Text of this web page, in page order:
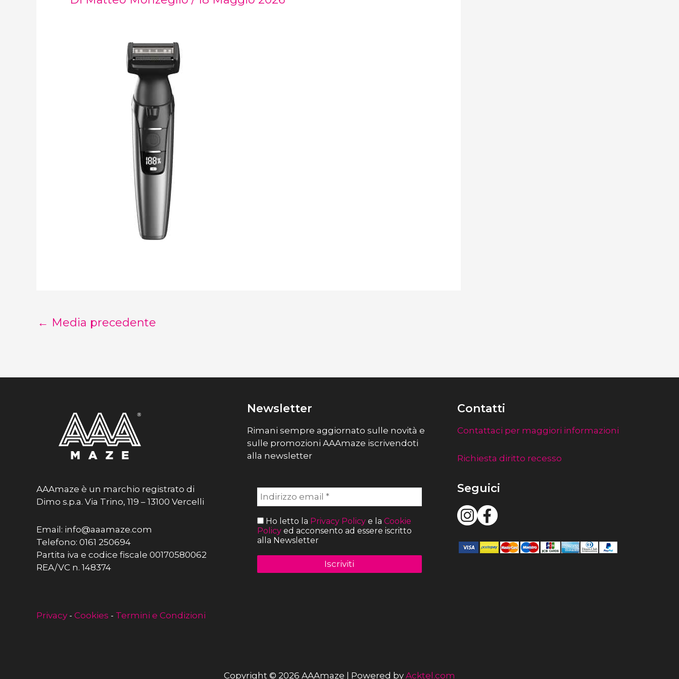
← Media precedente
AAAmaze è un marchio registrato di
Dimo s.p.a. Via Trino, 119 – 13100 Vercelli
Email: info@aaamaze.com
Telefono: 0161 250694
Partita iva e codice fiscale 00170580062
REA/VC n. 148374
Privacy - Cookies - Termini e Condizioni
Newsletter
Rimani sempre aggiornato sulle novità e
sulle promozioni AAAmaze iscrivendoti
alla newsletter
Ho letto la Privacy Policye la Cookie
Policyed acconsento ad essere iscritto
alla Newsletter
Contatti
Contattaci per maggiori informazioni
Richiesta diritto recesso
Seguici
Copyright © 2026 AAAmaze | Powered by Acktel.com